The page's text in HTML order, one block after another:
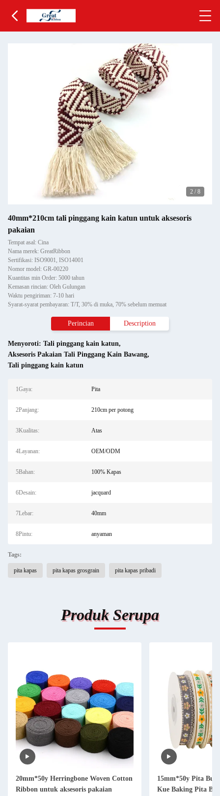
2 / 8
40mm*210cm tali pinggang kain katun untuk aksesoris
pakaian
Tempat asal: Cina
Nama merek: GreatRibbon
Sertifikasi: ISO9001, ISO14001
Nomor model: GR-00220
Kuantitas min Order: 5000 tahun
Kemasan rincian: Oleh Gulungan
Waktu pengiriman: 7-10 hari
Syarat-syarat pembayaran: T/T, 30% di muka, 70% sebelum memuat
Perincian Description
Menyoroti: Tali pinggang kain katun,
Aksesoris Pakaian Tali Pinggang Kain Bawang,
Tali pinggang kain katun
1Gaya: Pita
2Panjang: 210cm per potong
3Kualitas: Atas
4Layanan: OEM/ODM
5Bahan: 100% Kapas
6Desain: jacquard
7Lebar: 40mm
8Pintu: anyaman
Tags:
pita kapas pita kapas grosgrain pita kapas pribadi
Produk Serupa
20mm*50y Herringbone Woven Cotton
Ribbon untuk aksesoris pakaian
15mm*50y Pita
Kue Baking Pita